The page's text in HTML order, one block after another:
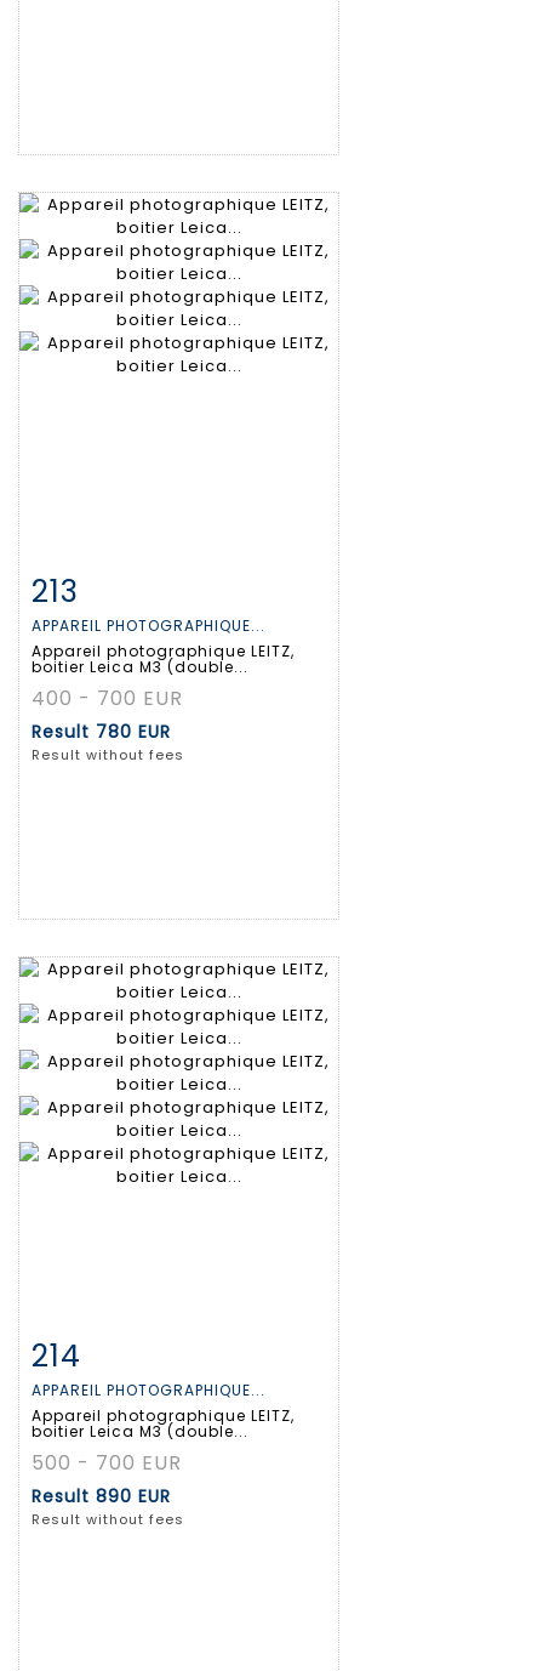
Item detail
213
APPAREIL PHOTOGRAPHIQUE...
Appareil photographique LEITZ,
boitier Leica M3 (double...
400 - 700 EUR
Result 780 EUR
Result without fees
Item detail
214
APPAREIL PHOTOGRAPHIQUE...
Appareil photographique LEITZ,
boitier Leica M3 (double...
500 - 700 EUR
Result 890 EUR
Result without fees